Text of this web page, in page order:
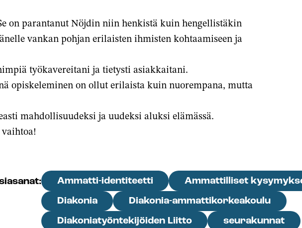
on parantanut Nöjdin niin henkistä kuin hengellistäkin
vankan pohjan erilaisten ihmisten kohtaamiseen ja
työkavereitani ja tietysti asiakkaitani.
opiskeleminen on ollut erilaista kuin nuorempana, mutta
mahdollisuudeksi ja uudeksi aluksi elämässä.
Ammatti-identiteetti
Ammattilliset
Diakonia
Diakonia-ammattikorkeakoulu
Diakoniatyöntekijöiden Liitto
seurakunnat